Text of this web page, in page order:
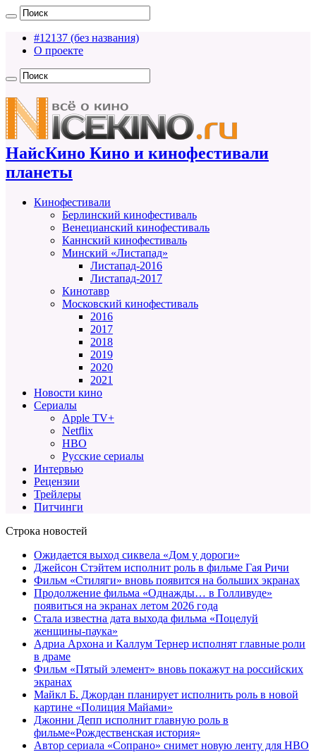
#12137 (без названия)
О проекте
НайсКино Кино и кинофестивали
планеты
Кинофестивали
Берлинский кинофестиваль
Венецианский кинофестиваль
Каннский кинофестиваль
Минский «Листапад»
Листапад-2016
Листапад-2017
Кинотавр
Московский кинофестиваль
2016
2017
2018
2019
2020
2021
Новости кино
Сериалы
Apple TV+
Netflix
HBO
Русские сериалы
Интервью
Рецензии
Трейлеры
Питчинги
Строка новостей
Ожидается выход сиквела «Дом у дороги»
Джейсон Стэйтем исполнит роль в фильме Гая Ричи
Фильм «Стиляги» вновь появится на больших экранах
Продолжение фильма «Однажды… в Голливуде»
появиться на экранах летом 2026 года
Стала известна дата выхода фильма «Поцелуй
женщины-паука»
Адриа Архона и Каллум Тернер исполнят главные роли
в драме
Фильм «Пятый элемент» вновь покажут на российских
экранах
Майкл Б. Джордан планирует исполнить роль в новой
картине «Полиция Майами»
Джонни Депп исполнит главную роль в
фильме«Рождественская история»
Автор сериала «Сопрано» снимет новую ленту для HBO